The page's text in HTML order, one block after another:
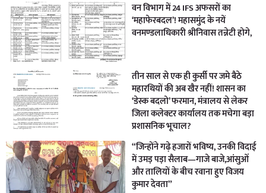
वन विभाग में 24 IFS अफसरों का
‘महाफेरबदल’! महासमुंद के नयें
वनमण्डलाधिकारी श्रीनिवास तन्नेटी होगे,
तीन साल से एक ही कुर्सी पर जमे बैठे
महारथियों की अब खैर नहीं! शासन का
‘डेस्क बदलो’ फरमान, मंत्रालय से लेकर
जिला कलेक्टर कार्यालय तक मचेगा बड़ा
प्रशासनिक भूचाल?
“जिन्होंने गढ़े हजारों भविष्य, उनकी विदाई
में उमड़ पड़ा सैलाब—गाजे बाजे,आंसुओं
और तालियों के बीच रवाना हुए विजय
कुमार देवता”